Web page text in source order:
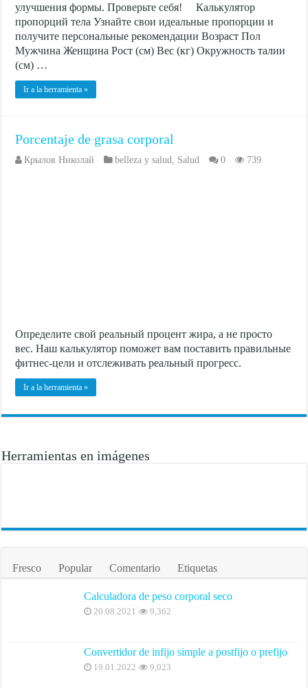
улучшения формы. Проверьте себя! Калькулятор
пропорций тела Узнайте свои идеальные пропорции и
получите персональные рекомендации Возраст Пол
Мужчина Женщина Рост (см) Вес (кг) Окружность талии
(см) …
Ir a la herramienta »
Porcentaje de grasa corporal
Крылов Николай belleza y salud Salud 0 739
Определите свой реальный процент жира, а не просто
вес. Наш калькулятор поможет вам поставить правильные
фитнес-цели и отслеживать реальный прогресс.
Ir a la herramienta »
Herramientas en imágenes
Fresco Popular Comentario Etiquetas
Calculadora de peso corporal seco
20.08.2021 9,362
Convertidor de infijo simple a postfijo o prefijo
19.01.2022 9,023